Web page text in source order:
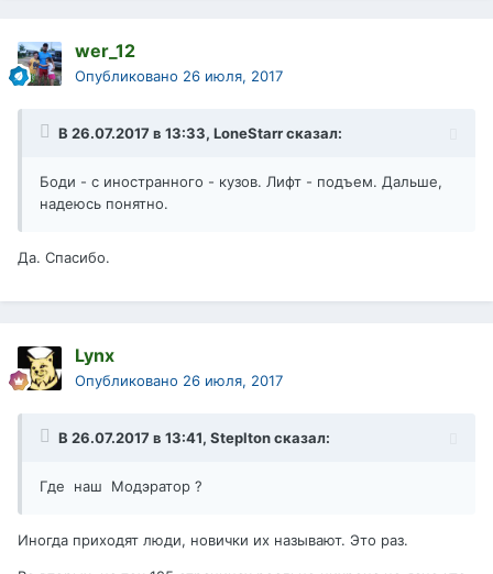
wer_12
Опубликовано 26 июля, 2017
В 26.07.2017 в 13:33, LoneStarrсказал:
Боди - с иностранного - кузов. Лифт - подъем. Дальше,
надеюсь понятно.
Да. Спасибо.
Lynx
Опубликовано 26 июля, 2017
В 26.07.2017 в 13:41, Stepltonсказал:
Где наш Модэратор ?
Иногда приходят люди, новички их называют. Это раз.